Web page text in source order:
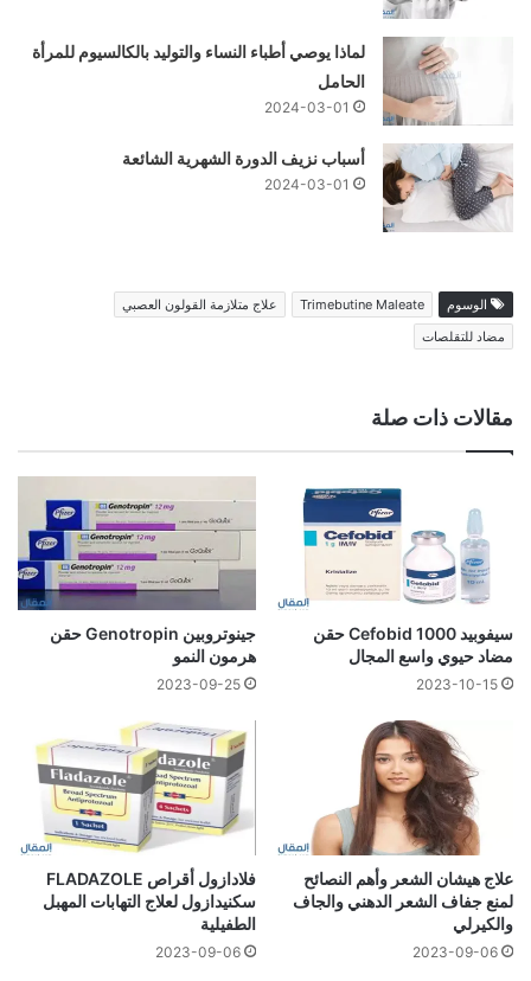
لماذا يوصي أطباء النساء والتوليد بالكالسيوم للمرأة
الحامل
2024-03-01
أسباب نزيف الدورة الشهرية الشائعة
2024-03-01
الوسوم Trimebutine Maleate
علاج متلازمة القولون العصبي
مضاد للتقلصات
مقالات ذات صلة
سيفوبيد 1000 Cefobid حقن
مضاد حيوي واسع المجال
2023-10-15
جينوتروبين Genotropin حقن
هرمون النمو
2023-09-25
علاج هيشان الشعر وأهم النصائح
لمنع جفاف الشعر الدهني والجاف
والكيرلي
2023-09-06
فلادازول أقراص FLADAZOLE
سكنيدازول لعلاج التهابات المهبل
الطفيلية
2023-09-06